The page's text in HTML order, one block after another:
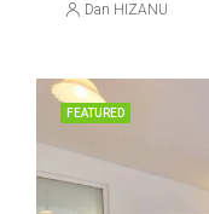
Dan HIZANU
FEATURED